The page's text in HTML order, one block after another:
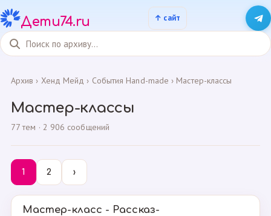
Дети74.ru
Архив › Хенд Мейд › События Hand-made › Мастер-классы
Мастер-классы
77 тем · 2 906 сообщений
1 2 ›
Мастер-класс - Рассказ-